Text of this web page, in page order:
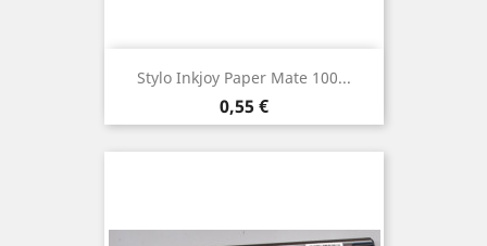
Stylo Inkjoy Paper Mate 100...
Prix
0,55 €